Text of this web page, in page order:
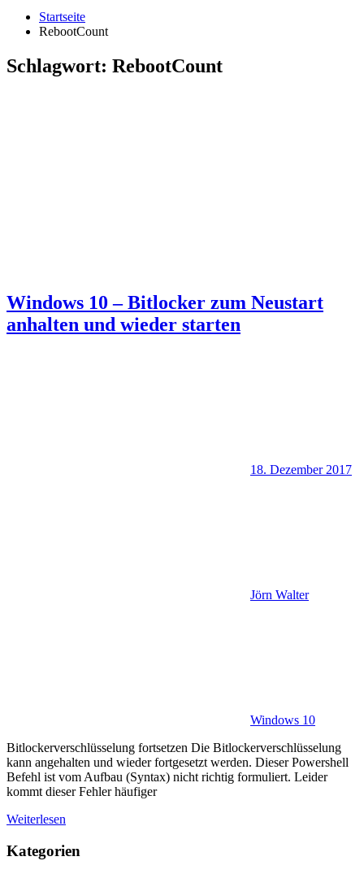
Startseite
RebootCount
Schlagwort: RebootCount
Windows 10 – Bitlocker zum Neustart
anhalten und wieder starten
18. Dezember 2017
Jörn Walter
Windows 10
Bitlockerverschlüsselung fortsetzen Die Bitlockerverschlüsselung
kann angehalten und wieder fortgesetzt werden. Dieser Powershell
Befehl ist vom Aufbau (Syntax) nicht richtig formuliert. Leider
kommt dieser Fehler häufiger
Weiterlesen
Kategorien